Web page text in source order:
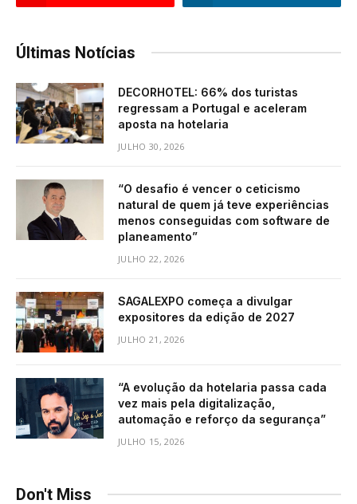
Últimas Notícias
DECORHOTEL: 66% dos turistas
regressam a Portugal e aceleram
aposta na hotelaria
JULHO 30, 2026
“O desafio é vencer o ceticismo
natural de quem já teve experiências
menos conseguidas com software de
planeamento”
JULHO 22, 2026
SAGALEXPO começa a divulgar
expositores da edição de 2027
JULHO 21, 2026
“A evolução da hotelaria passa cada
vez mais pela digitalização,
automação e reforço da segurança”
JULHO 15, 2026
Don't Miss